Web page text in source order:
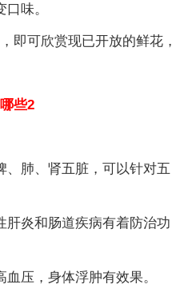
味。
即可欣赏现已开放的鲜花，
些2
、肺、肾五脏，可以针对五
肝炎和肠道疾病有着防治功
压，身体浮肿有效果。